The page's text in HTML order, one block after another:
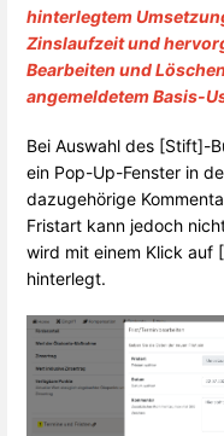
hinterlegtem
Zinslaufzeit und
Bearbeiten und
angemeldetem Basis-
Bei Auswahl des [Stift]-
ein Pop-Up-Fenster in
dazugehörige
Fristart kann jedoch
wird mit einem Klick auf
hinterlegt.